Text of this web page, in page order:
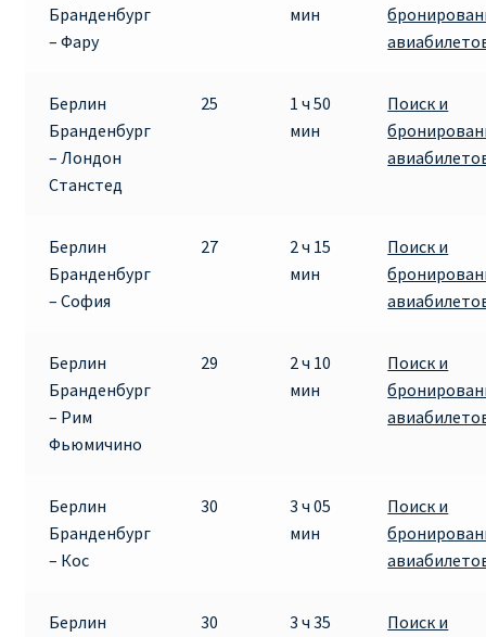
Рождественские направления от € 9
О сайте
Бранденбург
– Фару
мин
Берлин
Бранденбург
– Лондон
Станстед
25
1 ч 50
мин
Поиск и
Берлин
Бранденбург
– София
27
2 ч 15
мин
Поиск и
Берлин
Бранденбург
– Рим
Фьюмичино
29
2 ч 10
мин
Поиск и
Берлин
Бранденбург
– Кос
30
3 ч 05
мин
Поиск и
Берлин
30
3 ч 35
Поиск и